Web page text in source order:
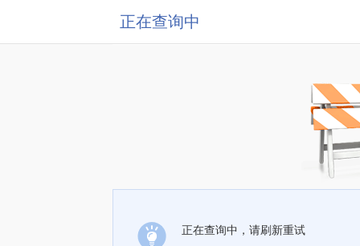
正在查询中
正在查询中，请刷新重试